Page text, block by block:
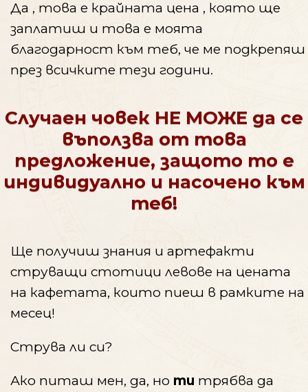
Да , това е крайната цена , която ще
заплатиш и това е моята
благодарност към теб, че ме подкрепяш
през всичките тези години.
Случаен човек НЕ МОЖЕ да се
въползва от това
предложение, защото то е
индивидуално и насочено към
теб!
Ще получиш знания и артефакти
струващи стотици левове на цената
на кафетата, които пиеш в рамките на
месец!
Струва ли си?
Ако питаш мен, да, но ти трябва да